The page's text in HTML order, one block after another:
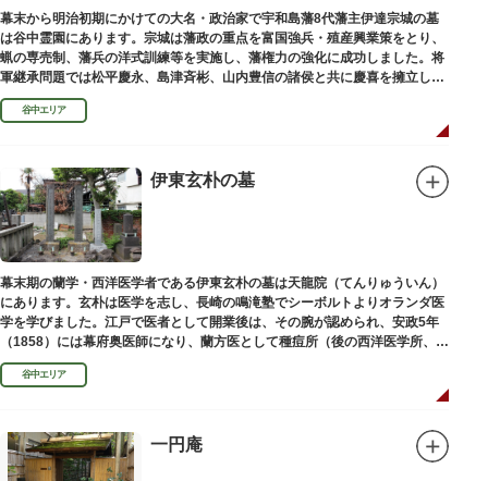
幕末から明治初期にかけての大名・政治家で宇和島藩8代藩主伊達宗城の墓
は谷中霊園にあります。宗城は藩政の重点を富国強兵・殖産興業策をとり、
蝋の専売制、藩兵の洋式訓練等を実施し、藩権力の強化に成功しました。将
軍継承問題では松平慶永、島津斉彬、山内豊信の諸侯と共に慶喜を擁立し
（幕末の四賢候といわれます）幕政改革を志す一橋派の有力メンバーとなっ
て活躍しました。
谷中エリア
伊東玄朴の墓
幕末期の蘭学・西洋医学者である伊東玄朴の墓は天龍院（てんりゅういん）
にあります。玄朴は医学を志し、長崎の鳴滝塾でシーボルトよりオランダ医
学を学びました。江戸で医者として開業後は、その腕が認められ、安政5年
（1858）には幕府奥医師になり、蘭方医として種痘所（後の西洋医学所、現
東京大学医学部）の開設などに尽力し、明治4年（1871）72歳で没しまし
た。谷中エリア
一円庵